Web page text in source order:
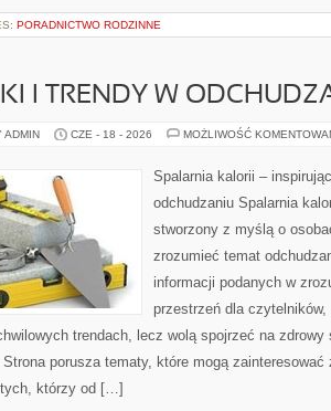
PORADNICTWO RODZINNE
I TRENDY W
ADMIN CZE - 18 - 2026 MOŻLIWOŚĆ
Spalarnia kalorii –
odchudzaniu Spalarnia
stworzony z myślą o
zrozumieć temat
informacji podanych w
przestrzeń dla
trendach, lecz wolą spojrzeć na
porusza tematy, które mogą
którzy od […]